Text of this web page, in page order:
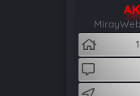
a
t
a
n
a
i